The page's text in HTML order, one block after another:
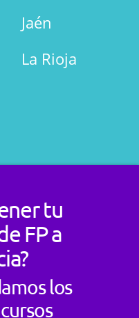
Jaén
La Rioja
tu
FP a
los